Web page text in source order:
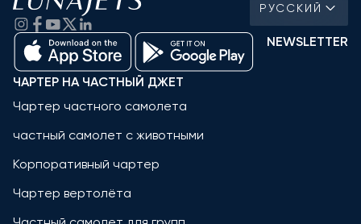
РУССКИЙ
NEWSLETTER
ЧАРТЕР НА ЧАСТНЫЙ ДЖЕТ
Чартер частного самолета
частный самолет с животными
Корпоративный чартер
Чартер вертолёта